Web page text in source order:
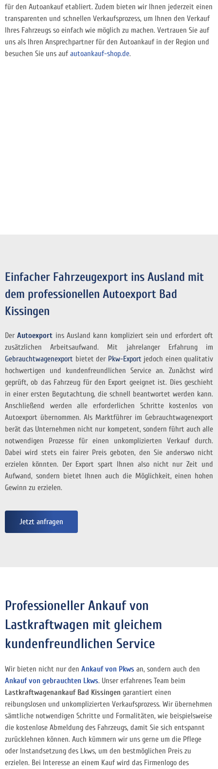
für den Autoankauf etabliert. Zudem bieten wir Ihnen jederzeit einen
transparenten und schnellen Verkaufsprozess, um Ihnen den Verkauf
Ihres Fahrzeugs so einfach wie möglich zu machen. Vertrauen Sie auf
uns als Ihren Ansprechpartner für den Autoankauf in der Region und
besuchen Sie uns aufautoankauf-shop.de.
Einfacher Fahrzeugexport ins Ausland mit
dem professionellen Autoexport Bad
Kissingen
DerAutoexport ins Ausland kann kompliziert sein und erfordert oft
zusätzlichen Arbeitsaufwand. Mit jahrelanger Erfahrung im
Gebrauchtwagenexport bietet der Pkw-Exportjedoch einen qualitativ
hochwertigen und kundenfreundlichen Service an. Zunächst wird
geprüft, ob das Fahrzeug für den Export geeignet ist. Dies geschieht
in einer ersten Begutachtung, die schnell beantwortet werden kann.
Anschließend werden alle erforderlichen Schritte kostenlos von
Autoexport übernommen. Als Marktführer im Gebrauchtwagenexport
berät das Unternehmen nicht nur kompetent, sondern führt auch alle
notwendigen Prozesse für einen unkomplizierten Verkauf durch.
Dabei wird stets ein fairer Preis geboten, den Sie anderswo nicht
erzielen könnten. Der Export spart Ihnen also nicht nur Zeit und
Aufwand, sondern bietet Ihnen auch die Möglichkeit, einen hohen
Gewinn zu erzielen.
Jetzt anfragen
Professioneller Ankauf von
Lastkraftwagen mit gleichem
kundenfreundlichen Service
Wir bieten nicht nur den Ankauf von Pkws an, sondern auch den
Ankauf von gebrauchten Lkws. Unser erfahrenes Team beim
Lastkraftwagenankauf Bad Kissingen garantiert einen
reibungslosen und unkomplizierten Verkaufsprozess. Wir übernehmen
sämtliche notwendigen Schritte und Formalitäten, wie beispielsweise
die kostenlose Abmeldung des Fahrzeugs, damit Sie sich entspannt
zurücklehnen können. Auch kümmern wir uns gerne um die Pflege
oder Instandsetzung des Lkws, um den bestmöglichen Preis zu
erzielen. Bei Interesse an einem Kauf wird das Firmenlogo des